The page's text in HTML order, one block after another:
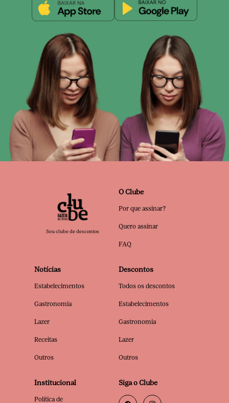
Seu clube de descontos
O Clube
Por que assinar?
Quero assinar
FAQ
Notícias
Estabelecimentos
Gastronomia
Lazer
Receitas
Outros
Descontos
Todos os descontos
Estabelecimentos
Gastronomia
Lazer
Outros
Institucional
Política de
Siga o Clube